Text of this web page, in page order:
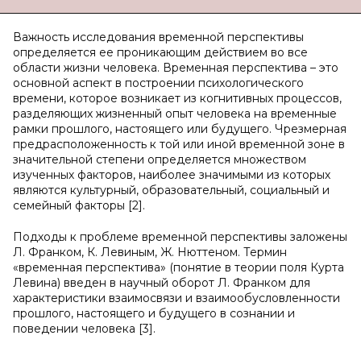
Важность исследования временной перспективы
определяется ее проникающим действием во все
области жизни человека. Временная перспектива – это
основной аспект в построении психологического
времени, которое возникает из когнитивных процессов,
разделяющих жизненный опыт человека на временные
рамки прошлого, настоящего или будущего. Чрезмерная
предрасположенность к той или иной временной зоне в
значительной степени определяется множеством
изученных факторов, наиболее значимыми из которых
являются культурный, образовательный, социальный и
семейный факторы [2].
Подходы к проблеме временной перспективы заложены
Л. Франком, К. Левиным, Ж. Нюттеном. Термин
«временная перспектива» (понятие в теории поля Курта
Левина) введен в научный оборот Л. Франком для
характеристики взаимосвязи и взаимообусловленности
прошлого, настоящего и будущего в сознании и
поведении человека [3].